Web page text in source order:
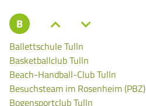
B
Ballettschule Tulln
Basketballclub Tulln
Beach-Handball-Club Tulln
Besuchsteam im Rosenheim (PBZ)
Bogensportclub Tulln